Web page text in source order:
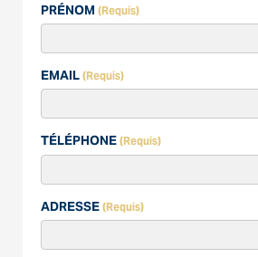
PRÉNOM (Requis)
EMAIL (Requis)
TÉLÉPHONE (Requis)
ADRESSE (Requis)